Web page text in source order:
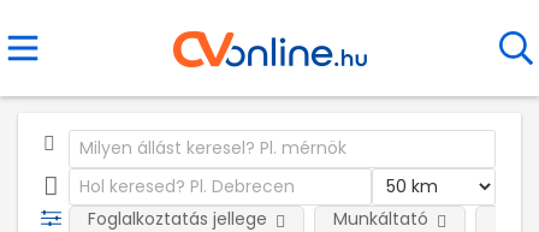
Foglalkoztatás jellege Munkáltató